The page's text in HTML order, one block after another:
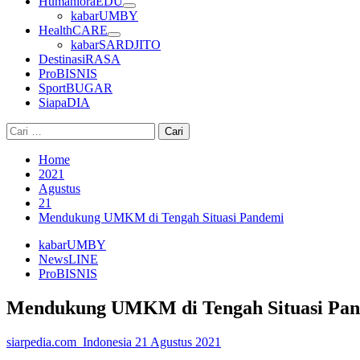
kabarUMBY
HealthCARE
kabarSARDJITO
DestinasiRASA
ProBISNIS
SportBUGAR
SiapaDIA
Cari
untuk:
Home
2021
Agustus
21
Mendukung UMKM di Tengah Situasi Pandemi
kabarUMBY
NewsLINE
ProBISNIS
Mendukung UMKM di Tengah Situasi
siarpedia.com_Indonesia 21 Agustus 2021